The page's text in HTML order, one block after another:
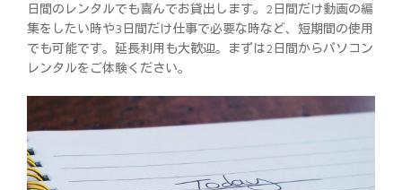
日間のレンタルでも喜んでお貸出します。2日間だけ動画の編
集をしたい時や3日間だけ仕事で必要な時など、短期間の使用
でも可能です。延長利用も大歓迎。まずは2日間からパソコン
レンタルをご体験ください。